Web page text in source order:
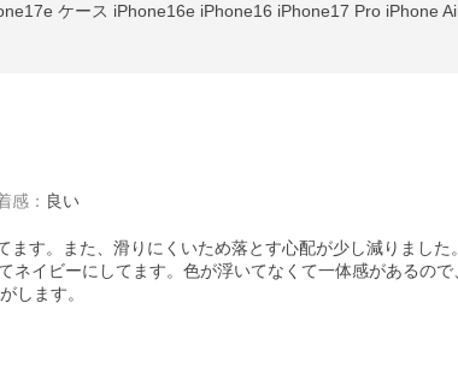
ケース iPhone16e iPhone16 iPhone17 Pro iPhone
感 ： 良い
す。また、滑りにくいため落とす心配が少し減りました。
ネイビーにしてます。色が浮いてなくて一体感があるので
します。